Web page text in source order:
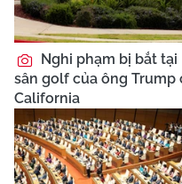
Nghi phạm bị bắt tại
sân golf của ông Trump
California